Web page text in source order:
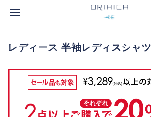
レディース 半袖レディスシャツ